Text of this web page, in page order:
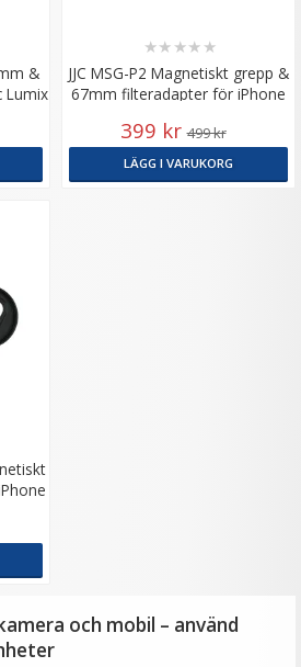
&
Lumix
JJC MSG-P2 Magnetiskt grepp &
67mm filteradapter för iPhone
★★ ★★ ★
399 kr 499 kr
LÄGG I VARUKORG
och mobil – använd